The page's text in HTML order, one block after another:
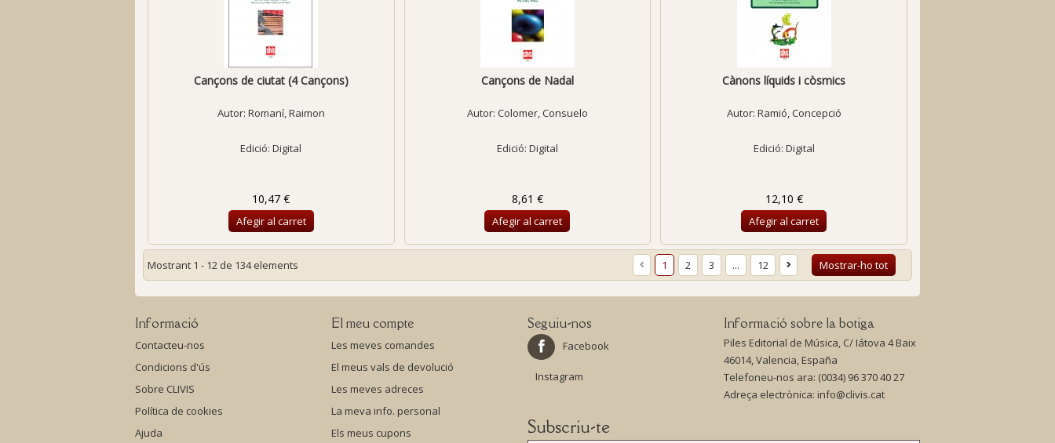
Cançons de ciutat (4 Cançons)
Autor: Romaní, Raimon
Edició: Digital
10,47 €
Afegir al carret
Cançons de Nadal
Autor: Colomer, Consuelo
Edició: Digital
8,61 €
Afegir al carret
Cànons líquids i còsmics
Autor: Ramió, Concepció
Edició: Digital
12,10 €
Afegir al carret
Mostrar-ho tot
1 2 3 ... 12
Mostrant 1 - 12 de 134 elements
Informació
Contacteu-nos
Condicions d'ús
Sobre CLIVIS
Política de cookies
Ajuda
El meu compte
Les meves comandes
El meus vals de devolució
Les meves adreces
La meva info. personal
Els meus cupons
Seguiu-nos
Facebook
Instagram
Informació sobre la botiga
Piles Editorial de Música, C/ Iátova 4 Baix
46014, Valencia, España
Telefoneu-nos ara: (0034) 96 370 40 27
Adreça electrònica: info@clivis.cat
Subscriu-te